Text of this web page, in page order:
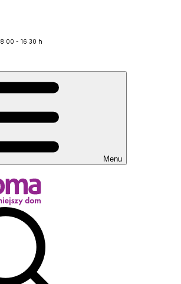
8:00 - 16:30 h
Menu